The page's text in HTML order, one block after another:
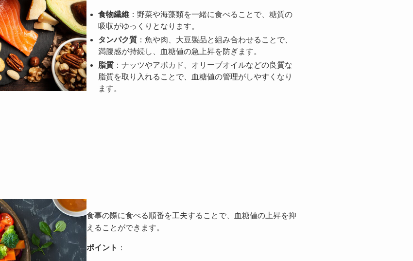
食物繊維 ：野菜や海藻類を一緒に食べることで、糖質の
吸収がゆっくりとなります。
タンパク質 ：魚や肉、大豆製品と組み合わせることで、
満腹感が持続し、血糖値の急上昇を防ぎます。
脂質 ：ナッツやアボカド、オリーブオイルなどの良質な
脂質を取り入れることで、血糖値の管理がしやすくなり
ます。
食事の際に食べる順番を工夫することで、血糖値の上昇を抑
えることができます。
ポイント ：